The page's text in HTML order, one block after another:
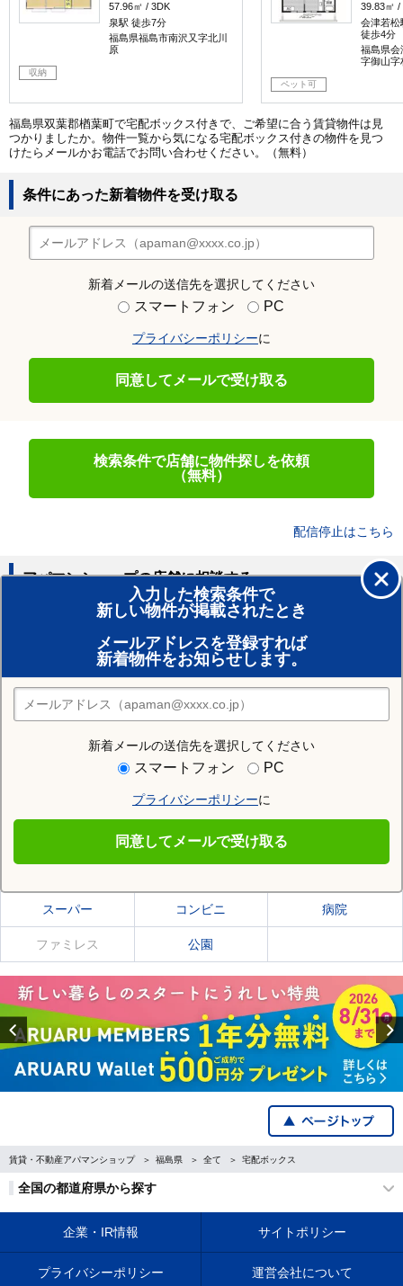
57.96㎡
3DK
泉駅 徒歩7分
福島県福島市南沢又字北川
原
収納
39.83㎡
会津若松
徒歩4分
福島県会
字御山字
ペット可
福島県双葉郡楢葉町で宅配ボックス付きで、ご希望に合う賃貸物件は見
つかりましたか。物件一覧から気になる宅配ボックス付きの物件を見つ
けたらメールかお電話でお問い合わせください。（無料）
条件にあった新着物件を受け取る
新着メールの送信先を選択してください
スマートフォン PC
プライバシーポリシーに
同意してメールで受け取る
検索条件で店舗に物件探しを依頼
（無料）
配信停止はこちら
入力した検索条件で
新しい物件が掲載されたとき
メールアドレスを登録すれば
新着物件をお知らせします。
新着メールの送信先を選択してください
スマートフォン PC
プライバシーポリシーに
同意してメールで受け取る
アパマンショップの店舗に相談する
賃貸のプロがお部屋探し！
おまかせ物件リクエスト
住みたい街の店舗を探す
店舗検索
住む街研究所で双葉郡楢葉町の情報を見る
双葉郡楢葉町の施設一覧
スーパー コンビニ 病院
ファミレス 公園
Previous
賃貸・不動産アパマンショップ 福島県 全て 宅配ボックス
全国の都道府県から探す
企業・IR情報 サイトポリシー
プライバシーポリシー 運営会社について